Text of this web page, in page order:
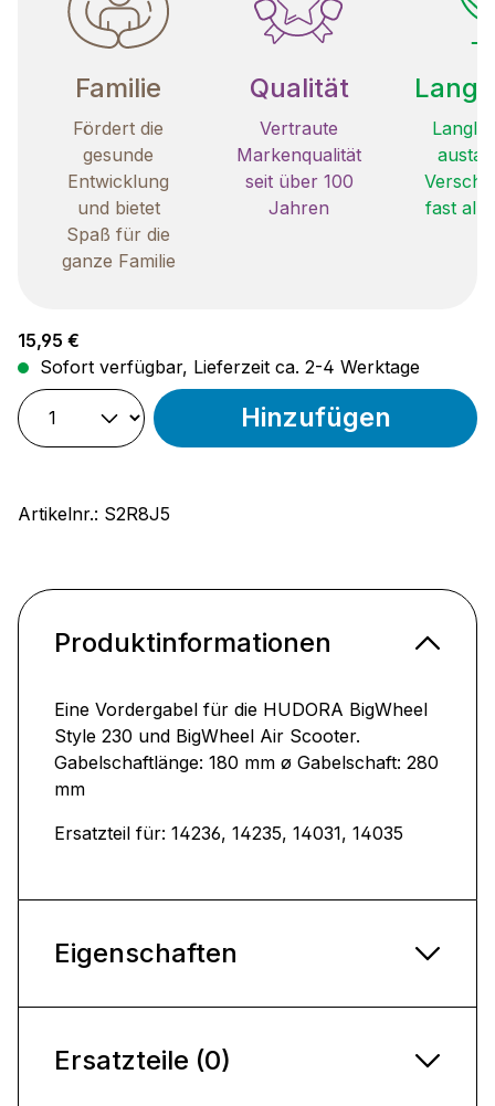
Familie
Fördert die
gesunde
Entwicklung
und bietet
Spaß für die
ganze Familie
Qualität
Vertraute
Markenqualität
seit über 100
Jahren
fast
Regulärer Preis:
15,95 €
Sofort verfügbar, Lieferzeit ca. 2-4 Werktage
Hinzufügen
Artikelnr.: S2R8J5
Produktinformationen
Eine Vordergabel für die HUDORA BigWheel
Style 230 und BigWheel Air Scooter.
Gabelschaftlänge: 180 mm ø Gabelschaft: 280
mm
Ersatzteil für: 14236, 14235, 14031, 14035
Eigenschaften
Ersatzteile (0)